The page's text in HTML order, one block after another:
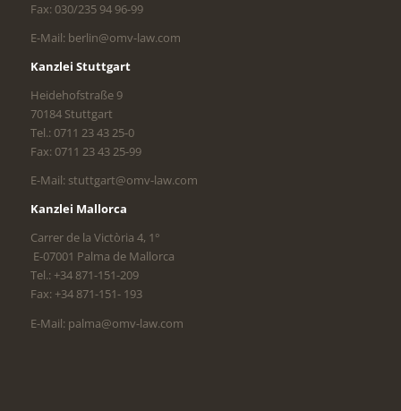
Fax: 030/235 94 96-99
E-Mail: berlin@omv-law.com
Kanzlei Stuttgart
Heidehofstraße 9
70184 Stuttgart
Tel.: 0711 23 43 25-0
Fax: 0711 23 43 25-99
E-Mail: stuttgart@omv-law.com
Kanzlei Mallorca
Carrer de la Victòria 4, 1°
E-07001 Palma de Mallorca
Tel.: +34 871-151-209
Fax: +34 871-151- 193
E-Mail: palma@omv-law.com